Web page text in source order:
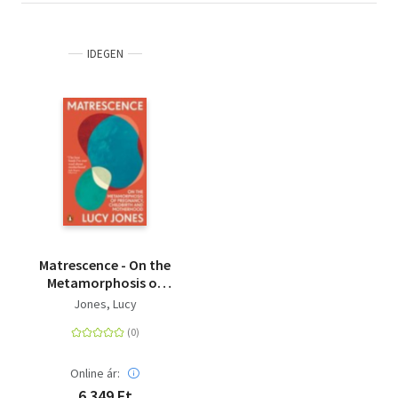
institution of motherhood, which seeks to unshackle all
understanding of matrescence, it raises vital questions
about motherhood and femininity; interdependence and
individual identity; as well as about our relationships with
each other and the living world.
IDEGEN
Matrescence - On the
Metamorphosis of
Pregnancy, Childbirth
Jones, Lucy
Online ár: